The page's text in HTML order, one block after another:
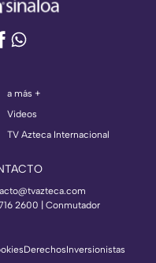
a más +
Videos
TV Azteca Internacional
2600 | Conmutador
DerechosInversionistas